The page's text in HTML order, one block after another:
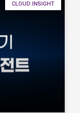
CLOUD INSIGHT